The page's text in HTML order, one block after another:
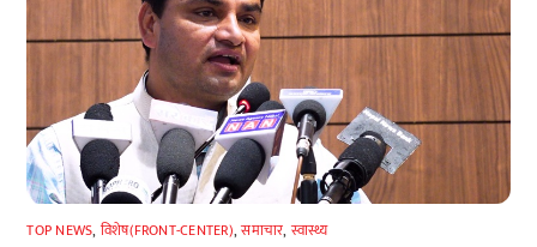
TOP NEWS, विशेष(FRONT-CENTER),समाचार, स्वास्थ्य